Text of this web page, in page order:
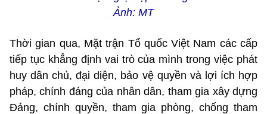
Ảnh: MT
Thời gian qua, Mặt trận Tổ quốc Việt Nam các cấp
tiếp tục khẳng định vai trò của mình trong việc phát
huy dân chủ, đại diện, bảo vệ quyền và lợi ích hợp
pháp, chính đáng của nhân dân, tham gia xây dựng
Đảng, chính quyền, tham gia phòng, chống tham